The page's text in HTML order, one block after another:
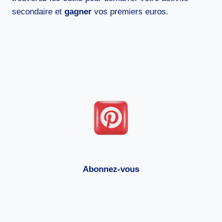
secondaire et gagner vos premiers euros.
Abonnez-vous